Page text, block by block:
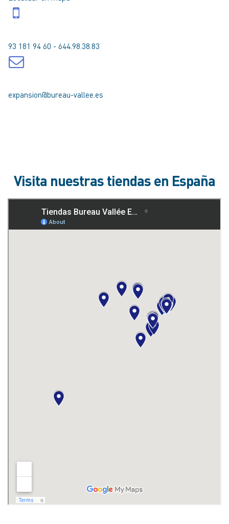
93 181 94 60 - 644.98.38.83
expansion@bureau-vallee.es
Visita nuestras tiendas en España